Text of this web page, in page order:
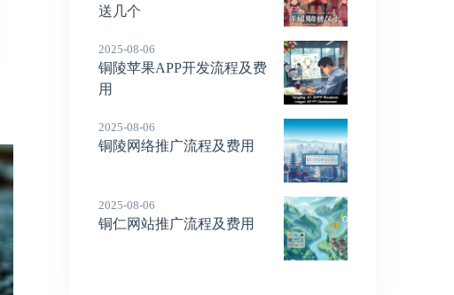
送几个
2025-08-06
铜陵苹果APP开发流程及费
用
2025-08-06
铜陵网络推广流程及费用
2025-08-06
铜仁网站推广流程及费用